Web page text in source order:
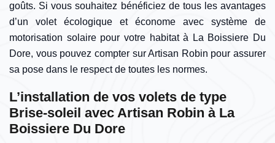
goûts. Si vous souhaitez bénéficiez de tous les avantages
d’un volet écologique et économe avec système de
motorisation solaire pour votre habitat à La Boissiere Du
Dore, vous pouvez compter sur Artisan Robin pour assurer
sa pose dans le respect de toutes les normes.
L’installation de vos volets de type
Brise-soleil avec Artisan Robin à La
Boissiere Du Dore